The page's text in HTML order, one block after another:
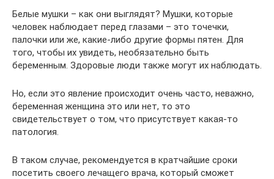
Белые мушки – как они выглядят? Мушки, которые
человек наблюдает перед глазами – это точечки,
палочки или же, какие-либо другие формы пятен. Для
того, чтобы их увидеть, необязательно быть
беременным. Здоровые люди также могут их наблюдать.
Но, если это явление происходит очень часто, неважно,
беременная женщина это или нет, то это
свидетельствует о том, что присутствует какая-то
патология.
В таком случае, рекомендуется в кратчайшие сроки
посетить своего лечащего врача, который сможет